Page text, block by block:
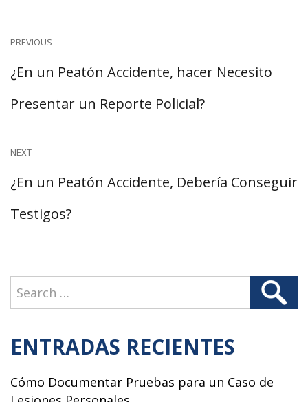
Navegación
de
entradas
PREVIOUS
Previous
post:
¿En un Peatón Accidente, hacer Necesito
Presentar un Reporte Policial?
NEXT
Next
post:
¿En un Peatón Accidente, Debería Conseguir
Testigos?
Search
Search
ENTRADAS RECIENTES
Cómo Documentar Pruebas para un Caso de